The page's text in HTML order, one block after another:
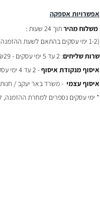
אפשרויות אספקה
משלוח מהירתוך 24 שעות :
(1-2 ימי עסקים בהתאם לשעת ההזמנה)
שרות שליחים: 2 עד 5 ימי עסקים - ₪29
איסוף מנקודת איסוף- 2 עד 4 ימי עסקים - ₪20
איסוף עצמי - משרד באר יעקב / חנות תל אביב, 1 - 4
* ימי עסקים נספרים למחרת ההזמנה,